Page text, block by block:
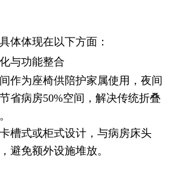
体体现在以下方面：
与功能整合
作为座椅供陪护家属使用，夜间
省病房50%空间，解决传统折叠
槽式或柜式设计，与病房床头
避免额外设施堆放。